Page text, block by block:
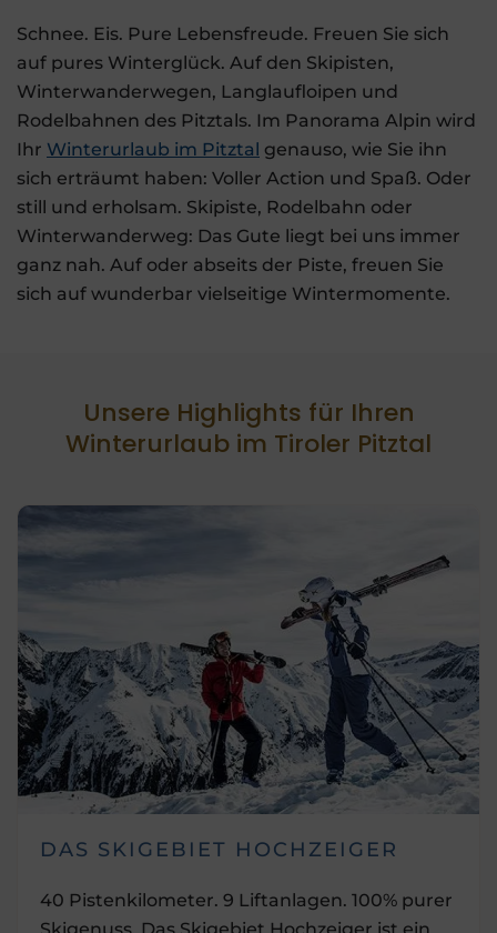
Schnee. Eis. Pure Lebensfreude. Freuen Sie sich
auf pures Winterglück. Auf den Skipisten,
Winterwanderwegen, Langlaufloipen und
Rodelbahnen des Pitztals. Im Panorama Alpin wird
Ihr Winterurlaub im Pitztal genauso, wie Sie ihn
sich erträumt haben: Voller Action und Spaß. Oder
still und erholsam. Skipiste, Rodelbahn oder
Winterwanderweg: Das Gute liegt bei uns immer
ganz nah. Auf oder abseits der Piste, freuen Sie
sich auf wunderbar vielseitige Wintermomente.
Unsere Highlights für Ihren
Winterurlaub im Tiroler Pitztal
DAS SKIGEBIET HOCHZEIGER
40 Pistenkilometer. 9 Liftanlagen. 100% purer
Skigenuss. Das Skigebiet Hochzeiger ist ein